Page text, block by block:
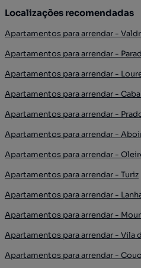
Localizações recomendadas
Apartamentos para arrendar -
Apartamentos para arrendar -
Apartamentos para arrendar -
Apartamentos para arrendar -
Apartamentos para arrendar -
Apartamentos para arrendar -
Apartamentos para arrendar -
Apartamentos para arrendar - Turiz
Apartamentos para arrendar -
Apartamentos para arrendar -
Apartamentos para arrendar - Vila
Apartamentos para arrendar -